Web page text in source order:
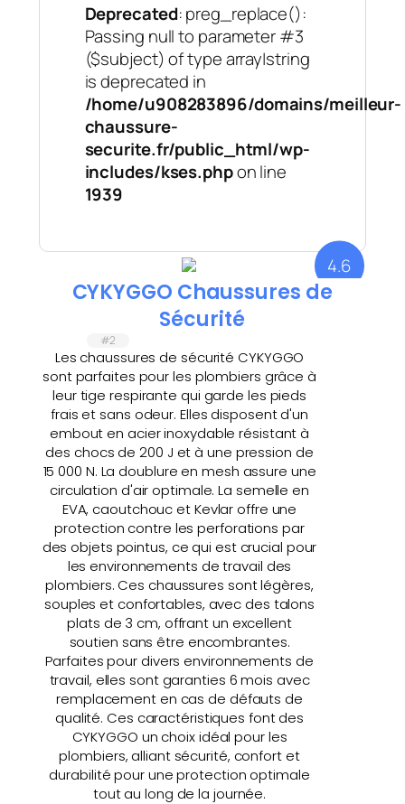
Deprecated: preg_replace():
Passing null to parameter #3
($subject) of type array|string
is deprecated in
/home/u908283896/domains/meilleur-
chaussure-
securite.fr/public_html/wp-
includes/kses.phpon line
1939
4.6
CYKYGGO Chaussures de
Sécurité
#2
Les chaussures de sécurité CYKYGGO
sont parfaites pour les plombiers grâce à
leur tige respirante qui garde les pieds
frais et sans odeur. Elles disposent d'un
embout en acier inoxydable résistant à
des chocs de 200 J et à une pression de
15 000 N. La doublure en mesh assure une
circulation d'air optimale. La semelle en
EVA, caoutchouc et Kevlar offre une
protection contre les perforations par
des objets pointus, ce qui est crucial pour
les environnements de travail des
plombiers. Ces chaussures sont légères,
souples et confortables, avec des talons
plats de 3 cm, offrant un excellent
soutien sans être encombrantes.
Parfaites pour divers environnements de
travail, elles sont garanties 6 mois avec
remplacement en cas de défauts de
qualité. Ces caractéristiques font des
CYKYGGO un choix idéal pour les
plombiers, alliant sécurité, confort et
durabilité pour une protection optimale
tout au long de la journée.